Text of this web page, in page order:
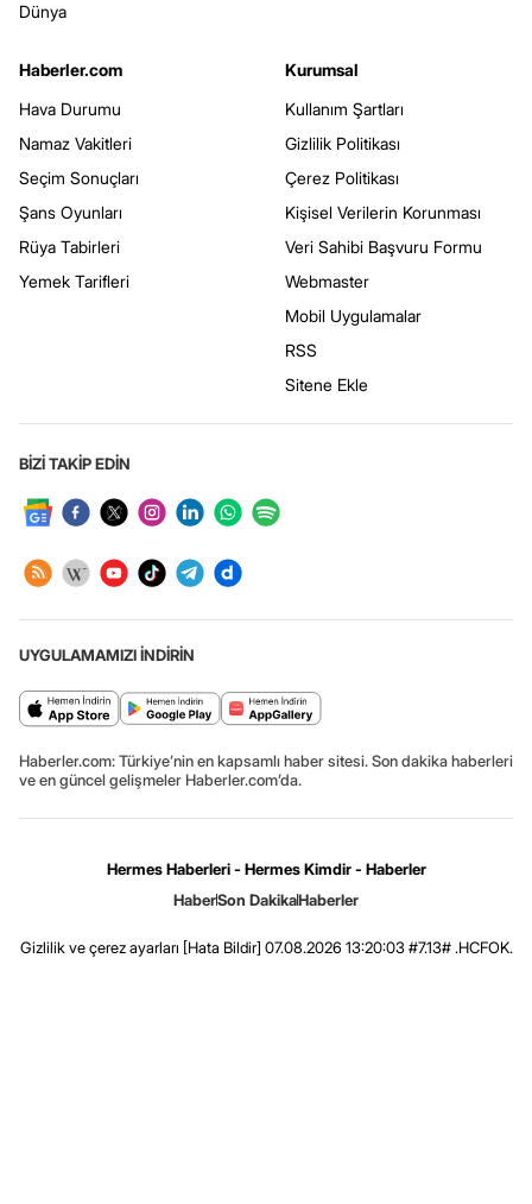
Dünya
Haberler.com
Hava Durumu
Namaz Vakitleri
Seçim Sonuçları
Şans Oyunları
Rüya Tabirleri
Yemek Tarifleri
Kurumsal
Kullanım Şartları
Gizlilik Politikası
Çerez Politikası
Kişisel Verilerin Korunması
Veri Sahibi Başvuru Formu
Webmaster
Mobil Uygulamalar
RSS
Sitene Ekle
BİZİ TAKİP EDİN
UYGULAMAMIZI İNDİRİN
Haberler.com: Türkiye’nin en kapsamlı haber sitesi. Son dakika haberleri
ve en güncel gelişmeler Haberler.com’da.
Hermes Haberleri - Hermes Kimdir - Haberler
HaberSon DakikaHaberler
Gizlilik ve çerez ayarları [Hata Bildir] 07.08.2026 13:20:03 #7.13# .HCFOK.